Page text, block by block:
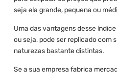
seja ela grande, pequena ou
Uma das vantagens desse
ou seja, pode ser replicado com
naturezas bastante distintas.
Se a sua empresa fabrica